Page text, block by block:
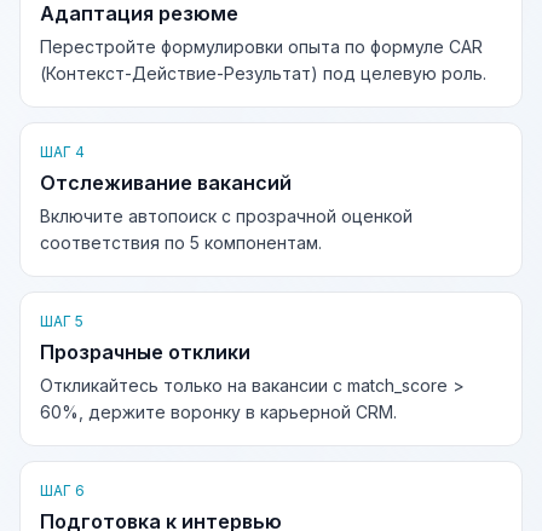
Адаптация резюме
Перестройте формулировки опыта по формуле CAR
(Контекст-Действие-Результат) под целевую роль.
ШАГ 4
Отслеживание вакансий
Включите автопоиск с прозрачной оценкой
соответствия по 5 компонентам.
ШАГ 5
Прозрачные отклики
Откликайтесь только на вакансии с match_score >
60%, держите воронку в карьерной CRM.
ШАГ 6
Подготовка к интервью